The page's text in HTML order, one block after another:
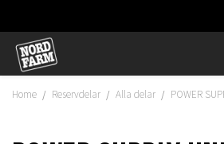
Hoppa
innehåll
Home / Reservdelar / Alla delar / POWER